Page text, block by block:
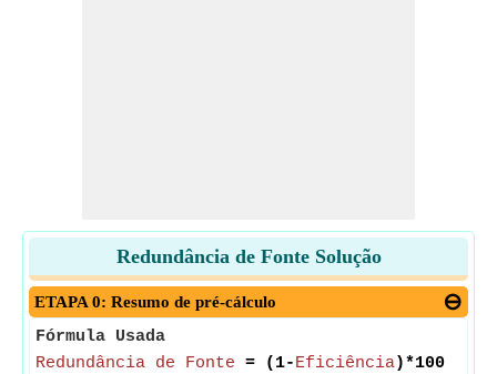
Redundância de Fonte Solução
ETAPA 0: Resumo de pré-cálculo
Fórmula Usada
Redundância de Fonte = (1-Eficiência)*100